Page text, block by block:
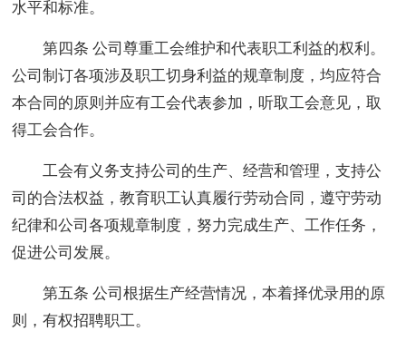
水平和标准。
第四条 公司尊重工会维护和代表职工利益的权利。
公司制订各项涉及职工切身利益的规章制度，均应符合
本合同的原则并应有工会代表参加，听取工会意见，取
得工会合作。
工会有义务支持公司的生产、经营和管理，支持公
司的合法权益，教育职工认真履行劳动合同，遵守劳动
纪律和公司各项规章制度，努力完成生产、工作任务，
促进公司发展。
第五条 公司根据生产经营情况，本着择优录用的原
则，有权招聘职工。